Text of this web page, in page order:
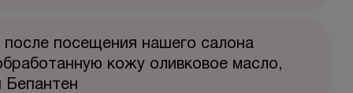
посещения нашего салона
кожу оливковое масло,
Бепантен